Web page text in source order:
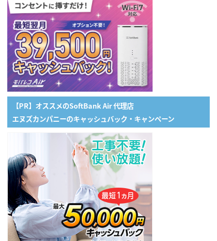
【PR】オススメのSoftBank Air 代理店
エヌズカンパニーのキャッシュバック・キャンペーン